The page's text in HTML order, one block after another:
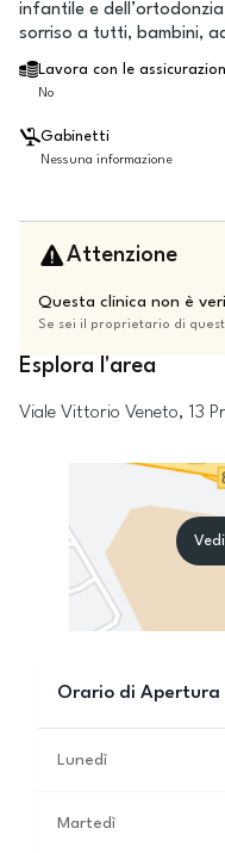
infantile e
sorriso a tutti, bambini,
Lavora con le
No
Gabinetti
Nessuna informazione
Attenzione
Questa clinica non è
Se sei il proprietario di
Esplora l'area
Viale Vittorio Veneto, 13
Orario di Apertura
Lunedì
Martedì